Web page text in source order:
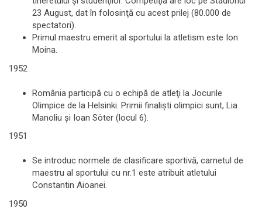
23 August, dat în folosinţă cu acest prilej (80.000 de
spectatori).
Primul maestru emerit al sportului la atletism este Ion
Moina.
1952
România participă cu o echipă de atleţi la Jocurile
Olimpice de la Helsinki. Primii finalişti olimpici sunt, Lia
Manoliu şi Ioan Söter (locul 6).
1951
Se introduc normele de clasificare sportivă, carnetul de
maestru al sportului cu nr.1 este atribuit atletului
Constantin Aioanei.
1950